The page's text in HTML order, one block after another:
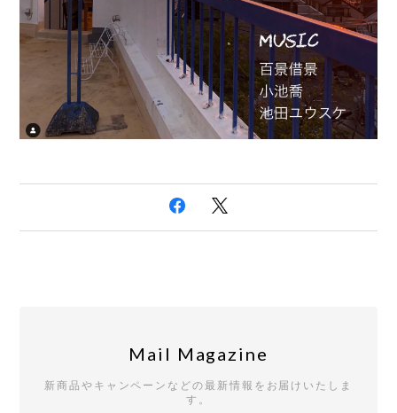
Mail Magazine
新商品やキャンペーンなどの最新情報をお届けいたしま
す。